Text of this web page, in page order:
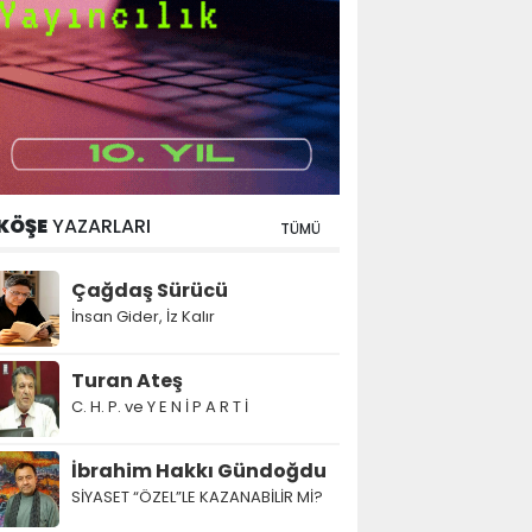
YAZARLARI TÜMÜ
Çağdaş Sürücü
İnsan Gider, İz Kalır
Turan Ateş
C. H. P. ve Y E N İ P A R T İ
İbrahim Hakkı Gündoğdu
SİYASET “ÖZEL”LE KAZANABİLİR Mİ?